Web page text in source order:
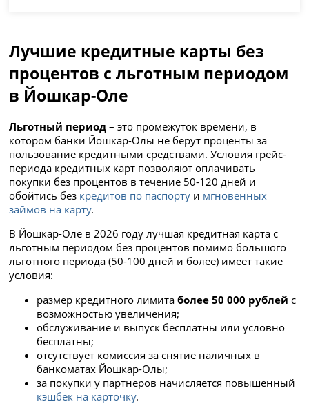
Лучшие кредитные карты без
процентов с льготным периодом
в Йошкар-Оле
Льготный период – это промежуток времени, в
котором банки Йошкар-Олы не берут проценты за
пользование кредитными средствами. Условия грейс-
периода кредитных карт позволяют оплачивать
покупки без процентов в течение 50-120 дней и
обойтись без кредитов по паспорту и мгновенных
займов на карту.
В Йошкар-Оле в 2026 году лучшая кредитная карта с
льготным периодом без процентов помимо большого
льготного периода (50-100 дней и более) имеет такие
условия:
размер кредитного лимитаболее 50 000 рублей с
возможностью увеличения;
обслуживание и выпуск бесплатны или условно
бесплатны;
отсутствует комиссия за снятие наличных в
банкоматах Йошкар-Олы;
за покупки у партнеров начисляется повышенный
кэшбек на карточку.